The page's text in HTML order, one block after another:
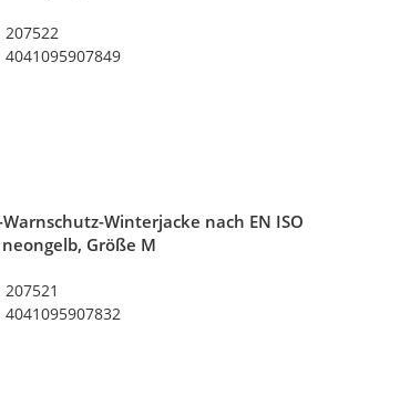
207522
4041095907849
Winterjacke nach EN ISO
Größe M
207521
4041095907832